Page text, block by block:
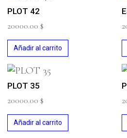
PLOT 42
20000.00 $
Añadir al carrito
PLOT 35
20000.00 $
Añadir al carrito